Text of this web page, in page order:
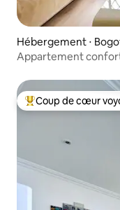
Hébergement ⋅
Appartement
Coups de cœur
Coup de cœur